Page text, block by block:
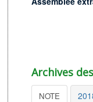
Archives
NOTE